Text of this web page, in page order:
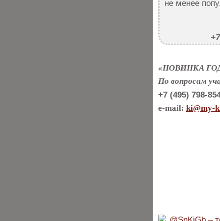
не менее
«НОВИНКА
По вопросам
+7 (495) 798-
e-mail: ki@my-